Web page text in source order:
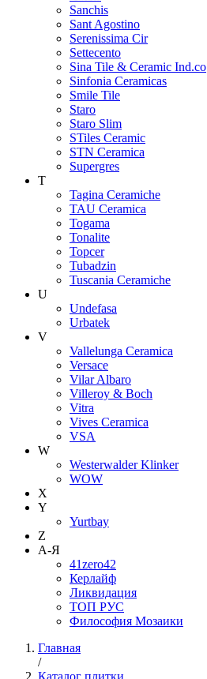
Sanchis
Sant Agostino
Serenissima Cir
Settecento
Sina Tile & Ceramic Ind.co
Sinfonia Ceramicas
Smile Tile
Staro
Staro Slim
STiles Ceramic
STN Ceramica
Supergres
T
Tagina Ceramiche
TAU Ceramica
Togama
Tonalite
Topcer
Tubadzin
Tuscania Ceramiche
U
Undefasa
Urbatek
V
Vallelunga Ceramica
Versace
Vilar Albaro
Villeroy & Boch
Vitra
Vives Ceramica
VSA
W
Westerwalder Klinker
WOW
X
Y
Yurtbay
Z
А-Я
41zero42
Керлайф
Ликвидация
ТОП РУС
Философия Мозаики
Главная
/
Каталог плитки